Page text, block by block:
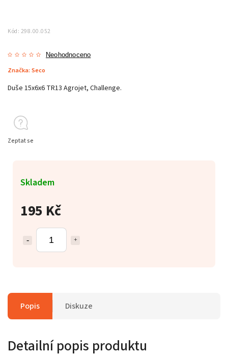
Kód: 298.00.052
Neohodnoceno
Značka: Seco
195 Kč
Skladem
Duše 15x6x6 TR13 Agrojet, Challenge.
Zeptat se
Popis Diskuze
Detailní popis produktu